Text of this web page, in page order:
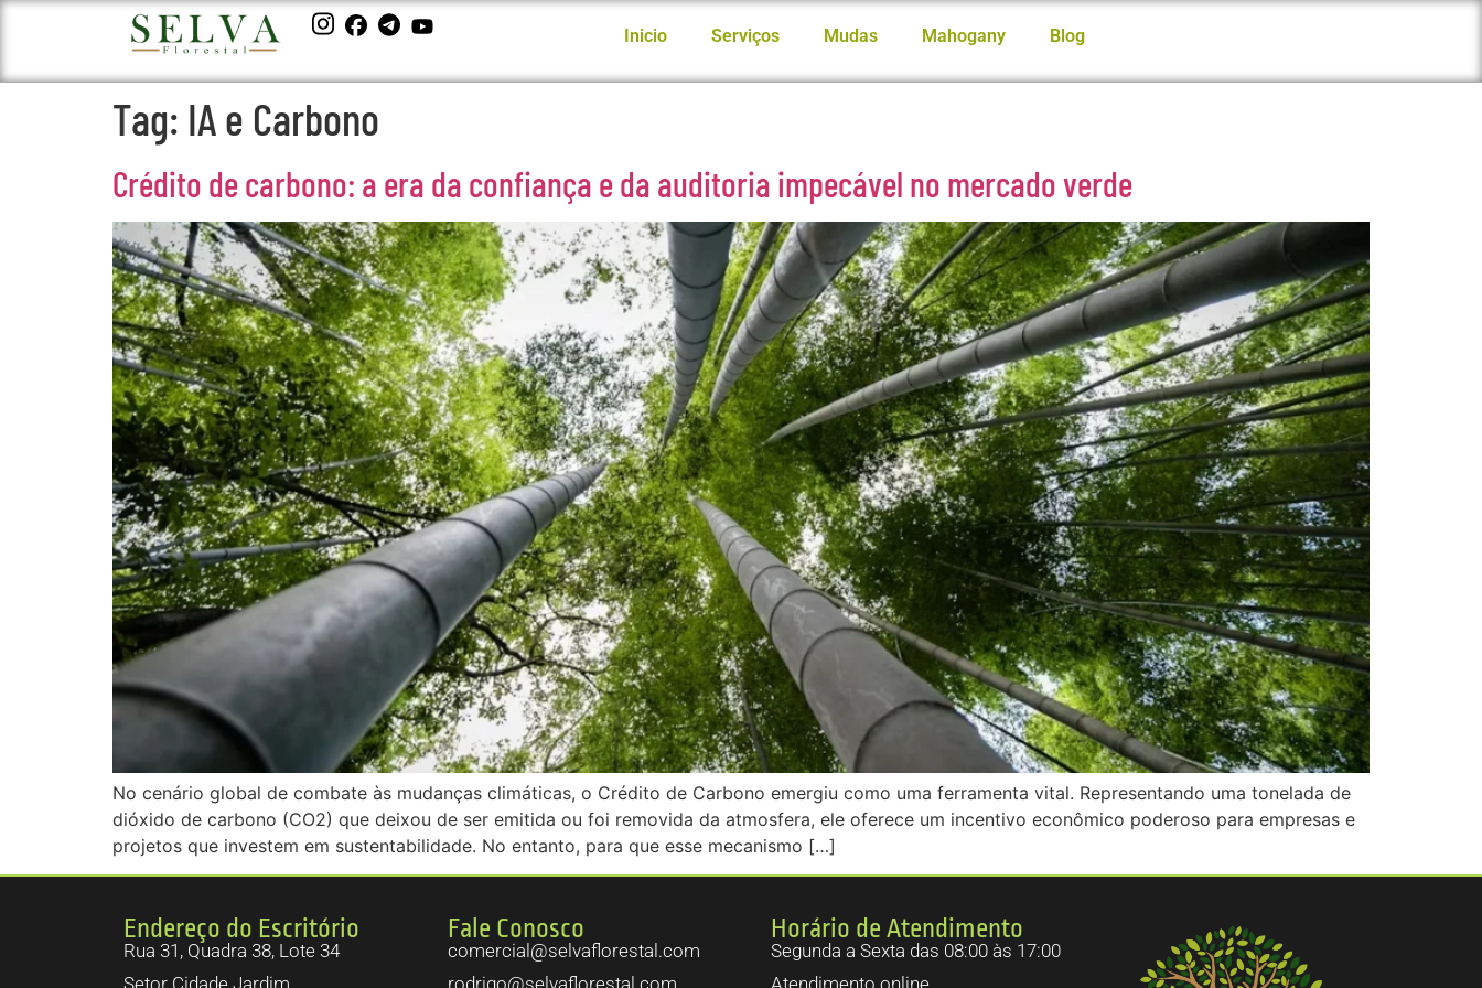
Inicio Serviços Mudas Mahogany Blog
Tag: IA e Carbono
Crédito de carbono: a era da confiança e da auditoria impecável no mercado verde
No cenário global de combate às mudanças climáticas, o Crédito de Carbono emergiu como uma ferramenta vital. Representando uma tonelada de
dióxido de carbono (CO2) que deixou de ser emitida ou foi removida da atmosfera, ele oferece um incentivo econômico poderoso para empresas e
projetos que investem em sustentabilidade. No entanto, para que esse mecanismo […]
Endereço do Escritório
Rua 31, Quadra 38, Lote 34
Fale Conosco
comercial@selvaflorestal.com
Horário de Atendimento
Segunda a Sexta das 08:00 às 17:00